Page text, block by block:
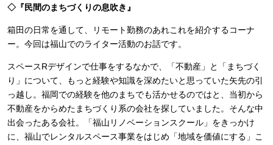
◇『民間のまちづくりの息吹き』
箱田の日常を通して、リモート勤務のあれこれを紹介するコーナ
ー。今回は福山でのライター活動のお話です。
スペースRデザインで仕事をするなかで、「不動産」と「まちづく
り」について、もっと経験や知識を深めたいと思っていた矢先の引
っ越し。福岡での経験を他のまちでも活かせるのではと、当初から
不動産をからめたまちづくり系の会社を探していました。そんな中
出会ったある会社。「福山リノベーションスクール」をきっかけ
に、福山でレンタルスペース事業をはじめ「地域を価値にする」こ